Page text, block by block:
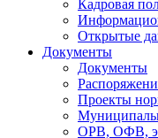
Кадровая
Открытые
Документы
Документы
Проекты
ОРВ, ОФВ,